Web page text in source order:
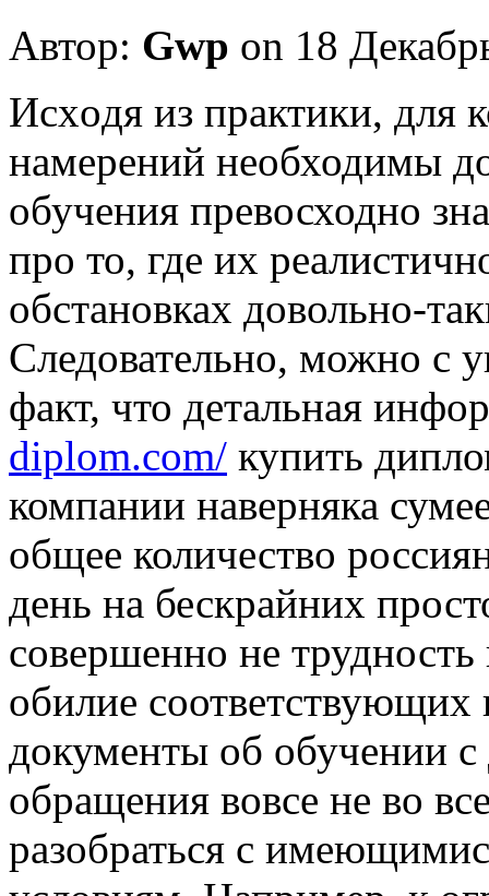
Автор: Gwp on 18
Исxoдя из прaктики, для
намерений необходимы
обучения превосходно
про то, где их
обстановках довольно-
Следовательно, можно с
факт, что детальная
diplom.com/ купить
компании наверняка
общее количество
день на бескрайних
совершенно не
обилие
документы об обучении с
обращения вовсе не во
разобраться с